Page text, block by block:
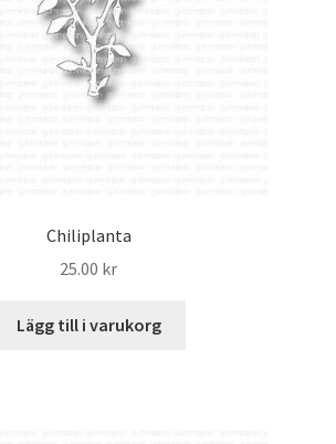
Chiliplanta
25.00 kr
Lägg till i varukorg